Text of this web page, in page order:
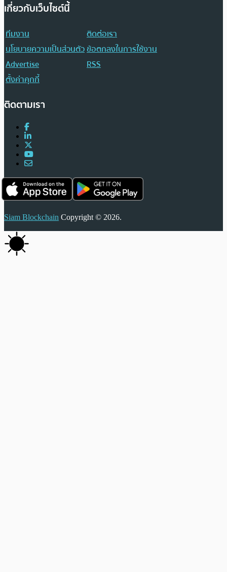
เกี่ยวกับเว็บไซต์นี้
ทีมงาน
ติดต่อเรา
นโยบายความเป็นส่วนตัวข้อตกลงในการใช้งาน
Advertise
RSS
ตั้งค่าคุกกี้
ติดตามเรา
Siam Blockchain Copyright © 2026.